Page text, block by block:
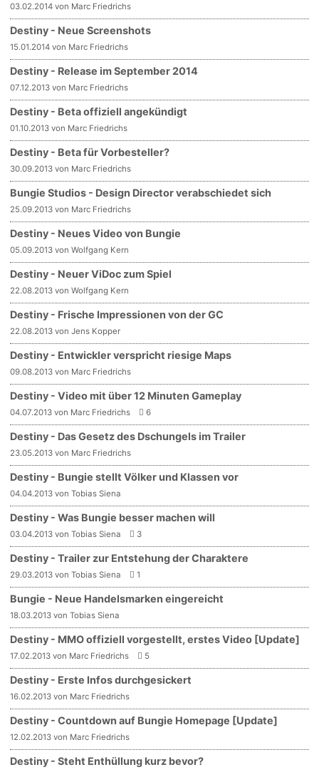
03.02.2014 von Marc Friedrichs
Destiny - Neue Screenshots
15.01.2014 von Marc Friedrichs
Destiny - Release im September 2014
07.12.2013 von Marc Friedrichs
Destiny - Beta offiziell angekündigt
01.10.2013 von Marc Friedrichs
Destiny - Beta für Vorbesteller?
30.09.2013 von Marc Friedrichs
Bungie Studios - Design Director verabschiedet sich
25.09.2013 von Marc Friedrichs
Destiny - Neues Video von Bungie
05.09.2013 von Wolfgang Kern
Destiny - Neuer ViDoc zum Spiel
22.08.2013 von Wolfgang Kern
Destiny - Frische Impressionen von der GC
22.08.2013 von Jens Kopper
Destiny - Entwickler verspricht riesige Maps
09.08.2013 von Marc Friedrichs
Destiny - Video mit über 12 Minuten Gameplay
04.07.2013 von Marc Friedrichs 6
Destiny - Das Gesetz des Dschungels im Trailer
23.05.2013 von Marc Friedrichs
Destiny - Bungie stellt Völker und Klassen vor
04.04.2013 von Tobias Siena
Destiny - Was Bungie besser machen will
03.04.2013 von Tobias Siena 3
Destiny - Trailer zur Entstehung der Charaktere
29.03.2013 von Tobias Siena 1
Bungie - Neue Handelsmarken eingereicht
18.03.2013 von Tobias Siena
Destiny - MMO offiziell vorgestellt, erstes Video [Update]
17.02.2013 von Marc Friedrichs 5
Destiny - Erste Infos durchgesickert
16.02.2013 von Marc Friedrichs
Destiny - Countdown auf Bungie Homepage [Update]
12.02.2013 von Marc Friedrichs
Destiny - Steht Enthüllung kurz bevor?